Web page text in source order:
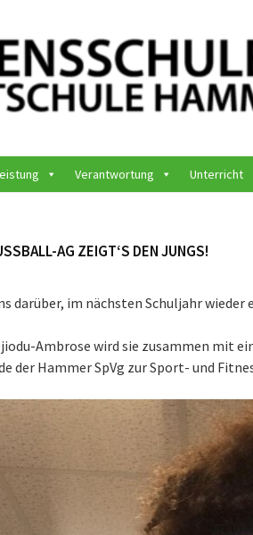
Verantwortung Unterricht
AG ZEIGT‘S DEN JUNGS!
darüber, im nächsten Schuljahr
Ambrose wird sie zusammen mit
der Hammer SpVg zur Sport- und